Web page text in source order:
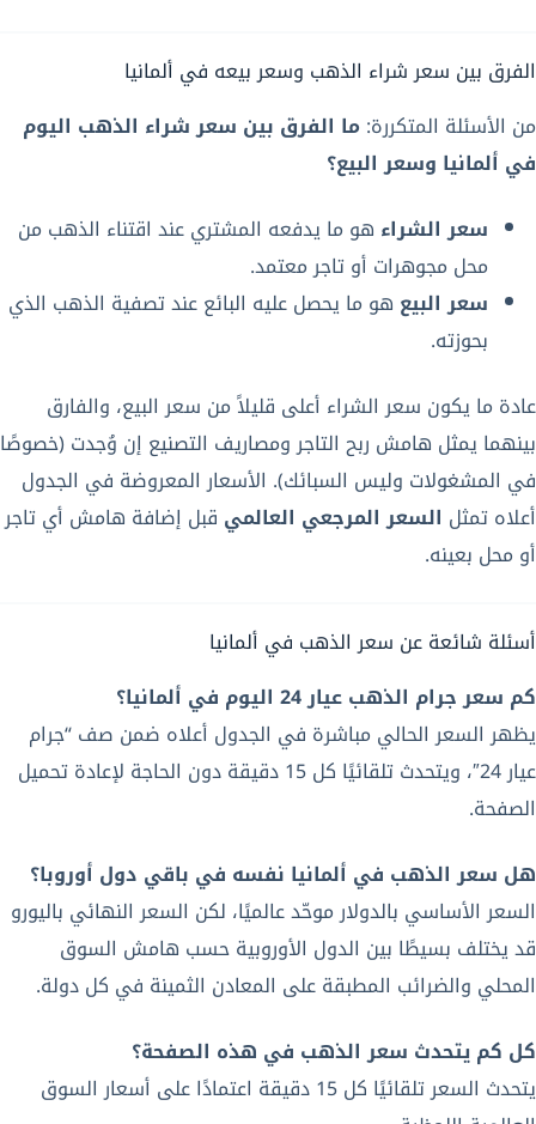
الفرق بين سعر شراء الذهب وسعر بيعه في ألمانيا
من الأسئلة المتكررة: ما الفرق بين سعر شراء الذهب اليوم
في ألمانيا وسعر البيع؟
سعر الشراء هو ما يدفعه المشتري عند اقتناء الذهب من
محل مجوهرات أو تاجر معتمد.
سعر البيع هو ما يحصل عليه البائع عند تصفية الذهب الذي
بحوزته.
عادة ما يكون سعر الشراء أعلى قليلاً من سعر البيع، والفارق
بينهما يمثل هامش ربح التاجر ومصاريف التصنيع إن وُجدت (خصوصًا
في المشغولات وليس السبائك). الأسعار المعروضة في الجدول
أعلاه تمثل السعر المرجعي العالمي قبل إضافة هامش أي تاجر
أو محل بعينه.
أسئلة شائعة عن سعر الذهب في ألمانيا
كم سعر جرام الذهب عيار 24 اليوم في ألمانيا؟
يظهر السعر الحالي مباشرة في الجدول أعلاه ضمن صف “جرام
عيار 24″، ويتحدث تلقائيًا كل 15 دقيقة دون الحاجة لإعادة تحميل
الصفحة.
هل سعر الذهب في ألمانيا نفسه في باقي دول أوروبا؟
السعر الأساسي بالدولار موحّد عالميًا، لكن السعر النهائي باليورو
قد يختلف بسيطًا بين الدول الأوروبية حسب هامش السوق
المحلي والضرائب المطبقة على المعادن الثمينة في كل دولة.
كل كم يتحدث سعر الذهب في هذه الصفحة؟
يتحدث السعر تلقائيًا كل 15 دقيقة اعتمادًا على أسعار السوق